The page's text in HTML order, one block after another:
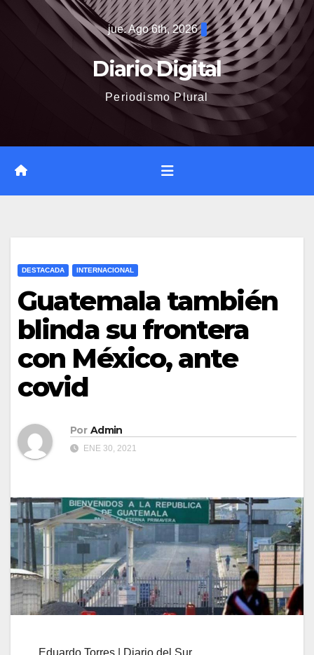
jue. Ago 6th, 2026
Diario Digital
Periodismo Plural
DESTACADA INTERNACIONAL
Guatemala también
blinda su frontera
con México, ante
covid
Por Admin
ENE 30, 2021
Eduardo Torres | Diario del Sur